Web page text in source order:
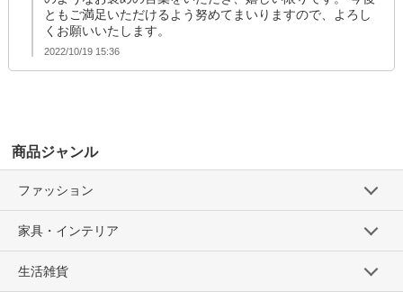
ともご満足いただけるよう努めてまいりますので、よろし
くお願いいたします。
2022/10/19 15:36
商品ジャンル
ファッション
家具・インテリア
生活雑貨